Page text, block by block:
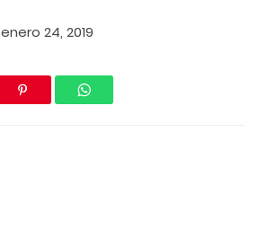
enero 24, 2019